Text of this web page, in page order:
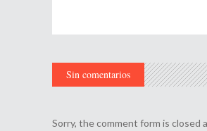
Sin comentarios
Sorry, the comment form is closed